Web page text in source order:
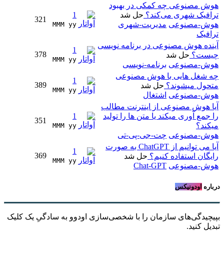
هوش مصنوعی چه کمکی در بهبود
ترافیک شهری می‌کند؟ حل شد
هوش-مصنوعی مدیریت-شهری
ترافیک
1
MMM yy
321
آینده هوش مصنوعی در برنامه نویسی
چیست؟ حل شد
هوش-مصنوعی برنامه-نویسی
1
MMM yy
378
چه شغل هایی با هوش مصنوعی
متحول میشوند؟ حل شد
هوش-مصنوعی اشتغال
1
MMM yy
389
آیا هوش مصنوعی از اینترنت مطالب
را جمع آوری میکند یا متن ها را تولید
میکند؟
هوش-مصنوعی چت-جی-پی-تی
1
MMM yy
351
آیا می توانیم از ChatGPT به صورت
رایگان استفاده کنیم؟ حل شد
هوش-مصنوعی Chat-GPT
1
MMM yy
369
درباره اودونیکس
بپیچیدگی‌های سازمان را با شخصی‌سازی اودوو به سادگیِ یک کلیک
تبدیل کنید.